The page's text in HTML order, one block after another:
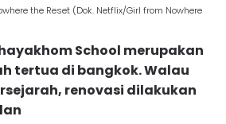
the Reset (Dok. Netflix/Girl from Nowhere
School merupakan
tertua di bangkok. Walau
renovasi dilakukan